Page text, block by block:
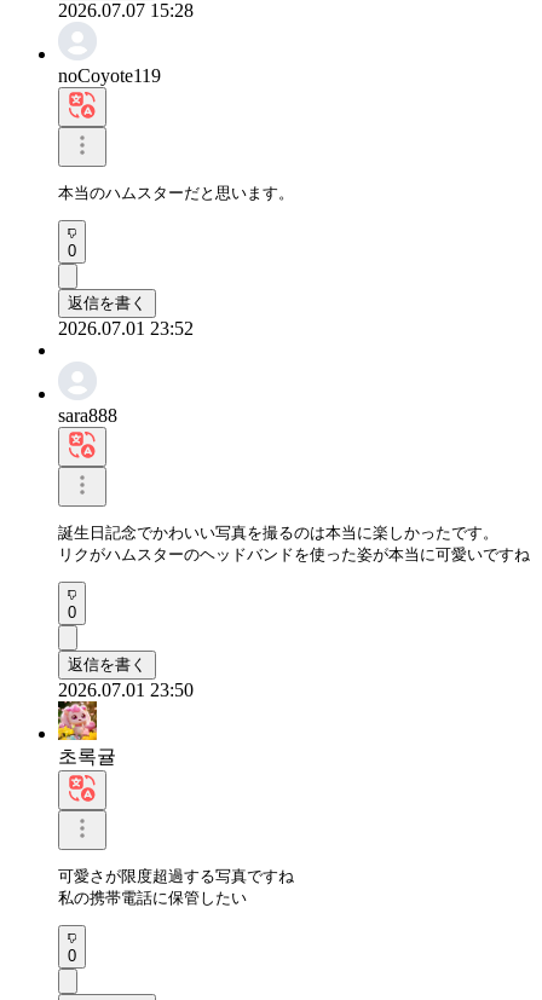
2026.07.07 15:28
noCoyote119
本当のハムスターだと思います。
0
返信を書く
2026.07.01 23:52
sara888
誕生日記念でかわいい写真を​​撮るのは本当に楽しかったです。
リクがハムスターのヘッドバンドを使った姿が本当に可愛いですね
0
返信を書く
2026.07.01 23:50
초록귤
可愛さが限度超過する写真ですね
私の携帯電話に保管したい
0